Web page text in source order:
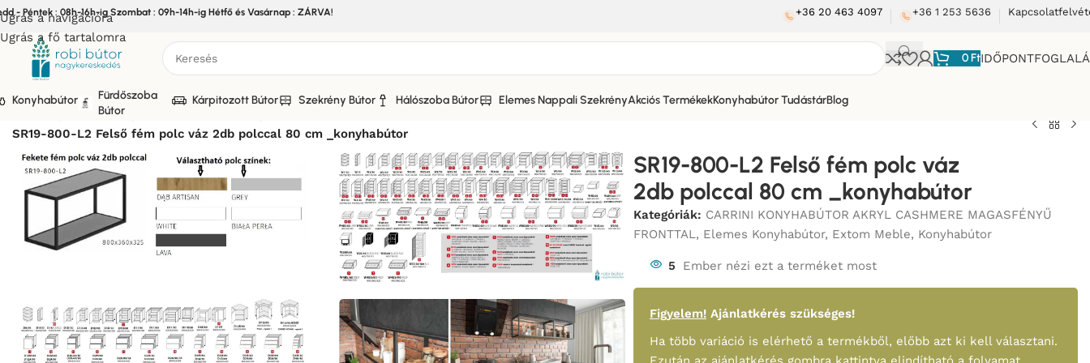
Ugrás a navigációra
Ugrás a fő tartalomra
- Péntek : 08h-16h-ig Szombat : 09h-14h-ig Hétfő és Vasárnap : ZÁRVA! +36 20 463 4097 +36 1 253 5636
0Ft
Konyhabútor
Fürdőszoba
Bútor
Kárpitozott Bútor Szekrény Bútor Hálószoba Bútor Elemes Nappali SzekrényAkciós TermékekKonyhabútor TudástárBlog
Bútor/Konyhabútor
SR19-800-L2 Felső fém polc váz 2db polccal 80 cm _konyhabútor
SR19-800-L2 Felső fém polc váz
2db polccal 80 cm _konyhabútor
Kategóriák: CARRINI KONYHABÚTOR AKRYL CASHMERE MAGASFÉNYŰ
FRONTTAL, Elemes Konyhabútor, Extom Meble, Konyhabútor
5 Ember nézi ezt a terméket most
Figyelem! Ajánlatkérés szükséges!
Ha több variáció is elérhető a termékből, előbb azt ki kell választani.